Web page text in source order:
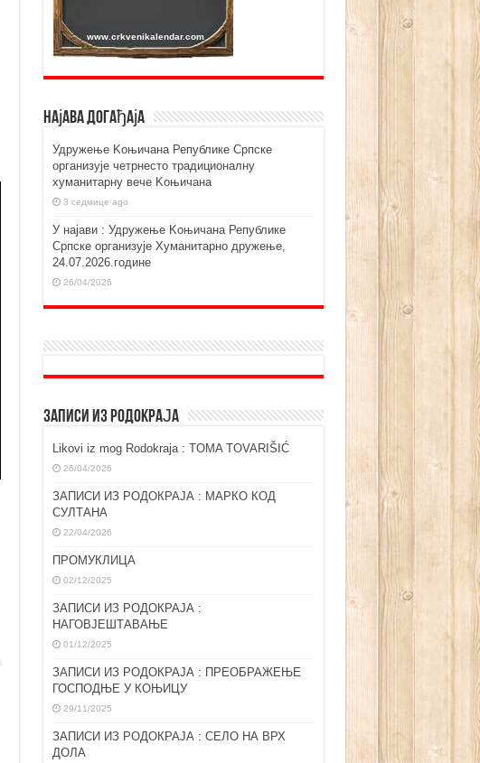
Најава догађаја
Удружење Kоњичана Републике Српске
организује четрнесто традиционалну
хуманитарну вече Kоњичана
3 седмице ago
У најави : Удружење Kоњичана Републике
Српске организује Хуманитарно дружење,
24.07.2026.године
26/04/2026
ЗАПИСИ ИЗ РОДОКРАЈА
Likovi iz mog Rodokraja : TOMA TOVARIŠIĆ
26/04/2026
ЗАПИСИ ИЗ РОДОКРАЈА : МАРКО КОД
СУЛТАНА
22/04/2026
ПРОМУКЛИЦА
02/12/2025
ЗАПИСИ ИЗ РОДОКРАЈА :
НАГОВЈЕШТАВАЊЕ
01/12/2025
ЗАПИСИ ИЗ РОДОКРАЈА : ПРЕОБРАЖЕЊЕ
ГОСПОДЊЕ У КОЊИЦУ
29/11/2025
ЗАПИСИ ИЗ РОДОКРАЈА : СЕЛО НА ВРХ
ДОЛА